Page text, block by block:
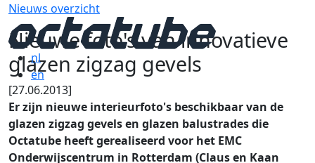
nl
en
Nieuws overzicht
Nieuwe foto's van innovatieve
glazen zigzag gevels
[27.06.2013]
Er zijn nieuwe interieurfoto's beschikbaar van de
glazen zigzag gevels en glazen balustrades die
Octatube heeft gerealiseerd voor het EMC
Onderwijscentrum in Rotterdam (Claus en Kaan